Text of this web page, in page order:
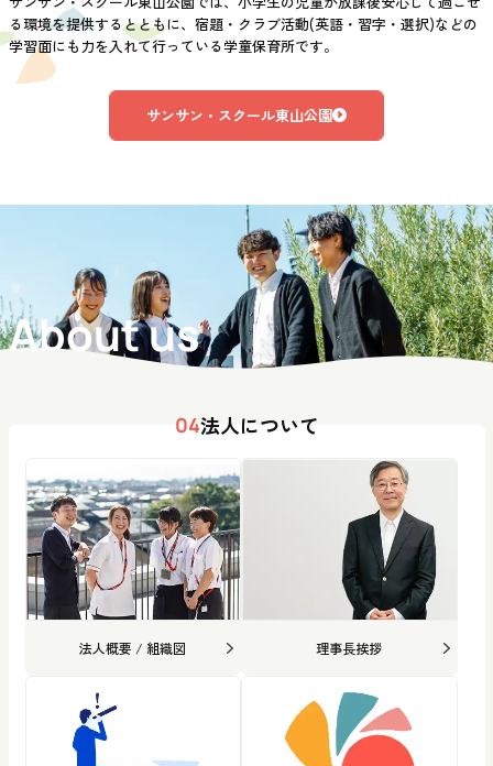
る環境を提供するとともに、宿題・クラブ活動(英語・習字・選択)などの
学習面にも力を入れて行っている学童保育所です。
サンサン・スクール東山公園
About us
04法人について
法人概要 / 組織図 理事長挨拶